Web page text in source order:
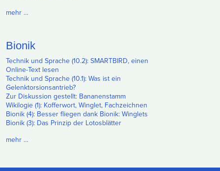
mehr …
Bionik
Technik und Sprache (10.2): SMARTBIRD, einen
Online-Text lesen
Technik und Sprache (10.1): Was ist ein
Gelenktorsionsantrieb?
Zur Diskussion gestellt: Bananenstamm
Wikilogie (1): Kofferwort, Winglet, Fachzeichnen
Bionik (4): Besser fliegen dank Bionik: Winglets
Bionik (3): Das Prinzip der Lotosblätter
mehr …